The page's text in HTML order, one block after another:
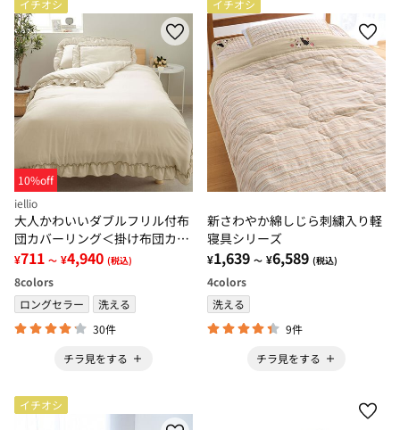
イチオシ
10%off
iellio
大人かわいいダブルフリル付布
団カバーリング＜掛け布団カバ
ー・ボックスシーツ・枕カバ
ー・ずれにくい・オールシーズ
ン・淡色＞
¥711 ～ ¥4,940 (税込)
8colors
ロングセラー
洗える
30件
チラ見をする
イチオシ
新さわやか綿しじら刺繍入り軽
寝具シリーズ
¥1,639 ～ ¥6,589 (税込)
4colors
洗える
9件
チラ見をする
イチオシ